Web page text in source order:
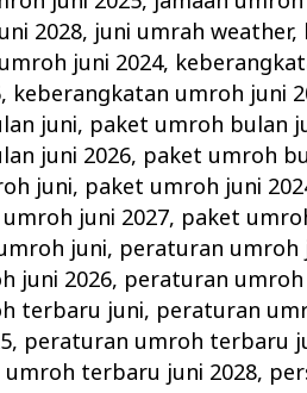
2028, juni umrah weather,
juni 2024,
, keberangkatan umroh juni
juni, paket umroh bulan
juni 2026, paket umroh
juni, paket umroh juni
juni 2027, paket
juni, peraturan umroh
juni 2026, peraturan umroh
terbaru juni, peraturan
, peraturan umroh terbaru
terbaru juni 2028,